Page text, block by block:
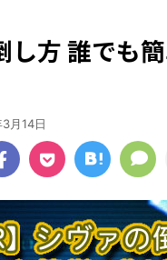
し方 誰でも
月14日